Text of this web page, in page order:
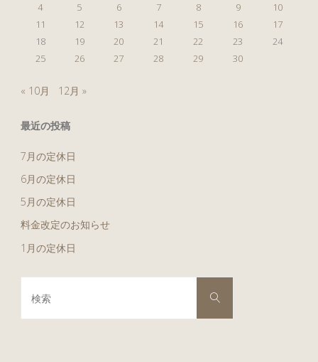
4
5 6 7 8 9
10
11
12 13 14 15 16
17
18
19 20 21 22 23
24
25
26 27 28 29 30
« 10月 12月 »
最近の投稿
7月の定休日
6月の定休日
5月の定休日
料金改定のお知らせ
1月の定休日
対
検